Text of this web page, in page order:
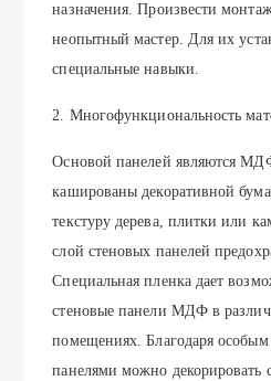
назначения. Произвести
неопытный мастер. Для их
специальные навыки.
2. Многофункциональность
Основой панелей являются
кашированы декоративной
текстуру дерева, плитки или
слой стеновых панелей
Специальная пленка дает
стеновые панели МДФ в
помещениях. Благодаря особым
панелями можно декорировать